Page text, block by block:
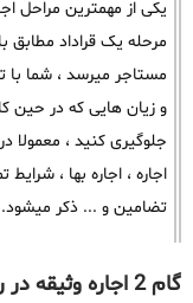
یکی از مهمترین مراحل
مرحله یک قراداد مطابق
مستاجر میرسد ، شما با
و زیان هایی که در حین
جلوگیری کنید ، معمولا
اجاره ، اجاره بها ،
تضامین و ... ذکر میشود.
گام 2 اجاره وثیقه در رویدر (بررسی پرونده)